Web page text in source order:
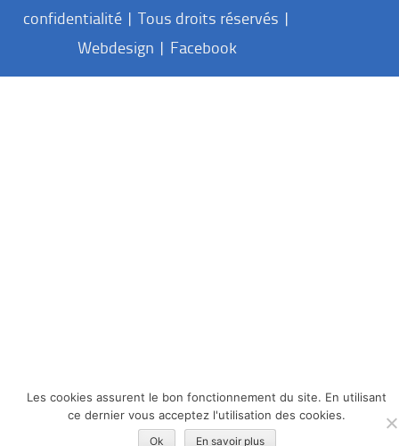
confidentialité| Tous droits réservés |
Webdesign | Facebook
Les cookies assurent le bon fonctionnement du site. En utilisant
ce dernier vous acceptez l'utilisation des cookies.
Ok En savoir plus